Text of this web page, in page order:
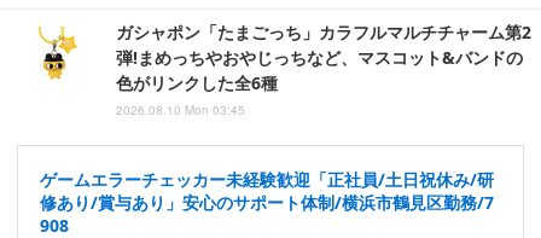
ガシャポン「たまごっち」カラフルマルチチャーム第2
弾!まめっちやおやじっちなど、マスコット&バンドの
色がリンクした全6種
2026.08.10 Mon 03:45
ゲームエラーチェッカー未経験歓迎「正社員/土日祝休み/研
修あり/賞与あり」安心のサポート体制/横浜市鶴見区勤務/7
908